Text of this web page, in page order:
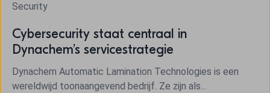
Security
Cybersecurity staat centraal in
Dynachem’s servicestrategie
Dynachem Automatic Lamination Technologies is een
wereldwijd toonaangevend bedrijf. Ze zijn als...